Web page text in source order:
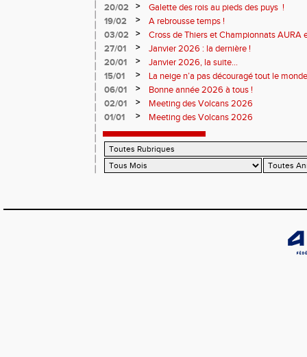
20/02
>
Galette des rois au pieds des puys !
19/02
>
A rebrousse temps !
03/02
>
Cross de Thiers et Championnats AURA
27/01
>
Janvier 2026 : la dernière !
20/01
>
Janvier 2026, la suite...
15/01
>
La neige n’a pas découragé tout le
06/01
>
Bonne année 2026 à tous !
02/01
>
Meeting des Volcans 2026
01/01
> Meeting des Volcans 2026